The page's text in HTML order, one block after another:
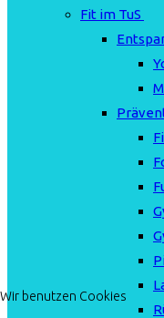
Fit im TuS
Wir benutzen Cookies